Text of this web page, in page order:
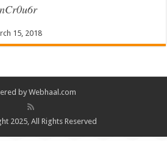
15, 2018
by Webhaal.com
2025, All Rights Reserved